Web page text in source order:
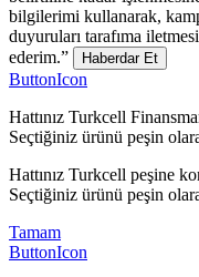
bilgilerimi kullanarak,
duyuruları tarafıma
ederim.”
Haberdar Et
ButtonIcon
Hattınız Turkcell
Seçtiğiniz ürünü peşin
Hattınız Turkcell peşine
Seçtiğiniz ürünü peşin
Tamam
ButtonIcon